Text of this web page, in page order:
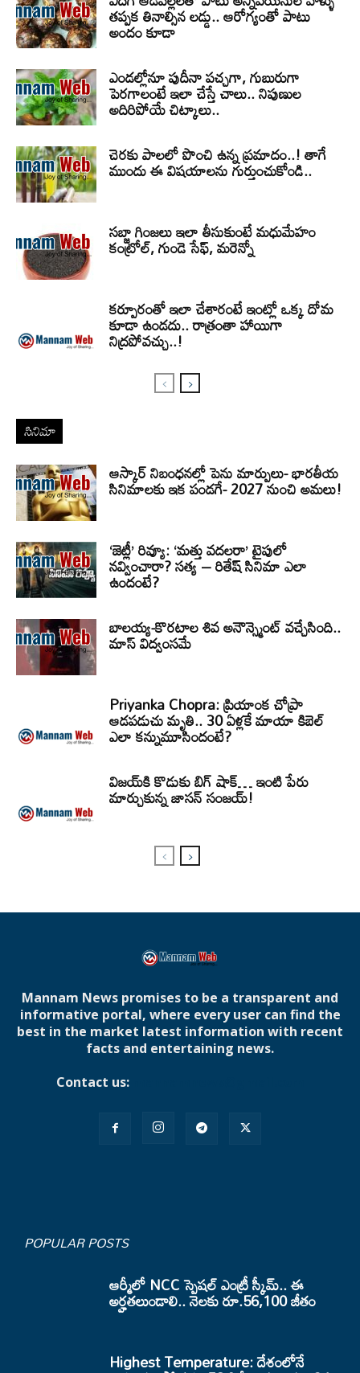
తప్పక తినాల్సిన లడ్డు.. ఆరోగ్యంతో పాటు
అందం కూడా
ఎండల్లోనూ పుదీనా పచ్చగా, గుబురుగా
పెరగాలంటే ఇలా చేస్తే చాలు.. నిపుణుల
అదిరిపోయే చిట్కాలు..
చెరకు పాలలో పొంచి ఉన్న ప్రమాదం..! తాగే
ముందు ఈ విషయాలను గుర్తుంచుకోండి..
సబ్జా గింజలు ఇలా తీసుకుంటే మధుమేహం
కంట్రోల్, గుండె సేఫ్, మరెన్నో
కర్పూరంతో ఇలా చేశారంటే ఇంట్లో ఒక్క దోమ
కూడా ఉండదు.. రాత్రంతా హాయిగా
నిద్రపోవచ్చు..!
సినిమా
ఆస్కార్ నిబంధనల్లో పెను మార్పులు- భారతీయ
సినిమాలకు ఇక పండగే- 2027 నుంచి అమలు!
‘జెట్లీ’ రివ్యూ: ‘మత్తు వదలరా’ టైపులో
నవ్వించారా? సత్య – రితేష్ సినిమా ఎలా
ఉందంటే?
బాలయ్య-కొరటాల శివ అనౌన్స్మెంట్ వచ్చేసింది..
మాస్ విద్వంసమే
Priyanka Chopra: ప్రియాంక చోప్రా
ఆడపడుచు మృతి.. 30 ఏళ్లకే మాయా కిబెల్
ఎలా కన్నుమూసిందంటే?
విజయ్‌కి కొడుకు బిగ్ షాక్… ఇంటి పేరు
మార్చుకున్న జాసన్ సంజయ్!
Mannam News promises to be a transparent and
informative portal, where every user can find the
best in the market latest information with recent
facts and entertaining news.
Contact us:
POPULAR POSTS
ఆర్మీలో NCC స్పెషల్ ఎంట్రీ స్కీమ్.. ఈ
అర్హతలుండాలి.. నెలకు రూ.56,100 జీతం
Highest Temperature: దేశంలోనే